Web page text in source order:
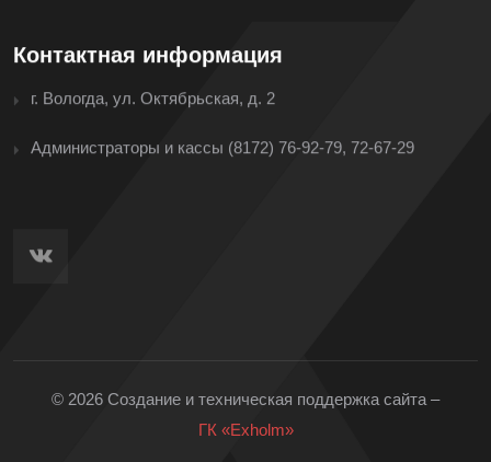
Контактная информация
г. Вологда, ул. Октябрьская, д. 2
Администраторы и кассы (8172) 76-92-79, 72-67-29
© 2026 Создание и техническая поддержка сайта –
ГК «Exholm»